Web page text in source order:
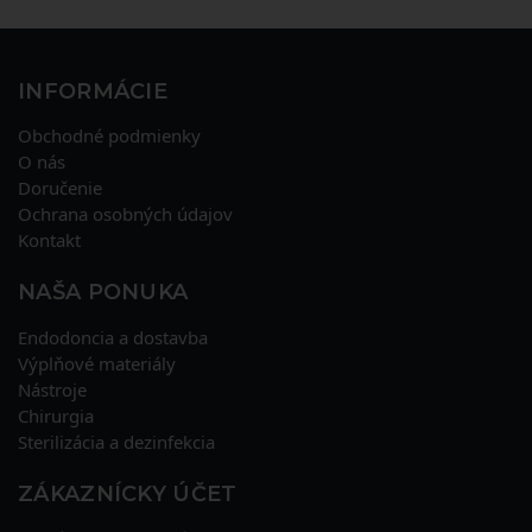
INFORMÁCIE
Obchodné podmienky
O nás
Doručenie
Ochrana osobných údajov
Kontakt
NAŠA PONUKA
Endodoncia a dostavba
Výplňové materiály
Nástroje
Chirurgia
Sterilizácia a dezinfekcia
ZÁKAZNÍCKY ÚČET